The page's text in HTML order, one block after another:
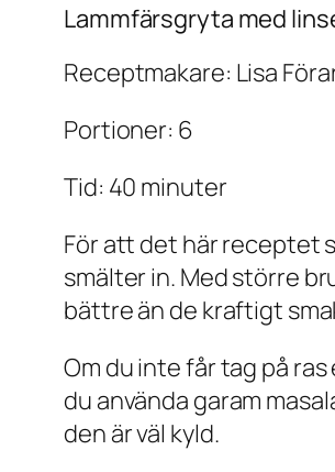
Lammfärsgryta med
Receptmakare: Lisa
Portioner: 6
Tid: 40 minuter
För att det här receptet
smälter in. Med större
bättre än de kraftigt
Om du inte får tag på
du använda garam
den är väl kyld.